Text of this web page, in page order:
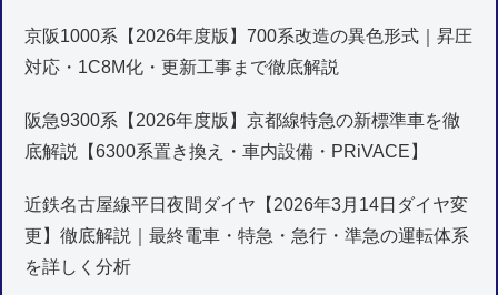
京阪1000系【2026年度版】700系改造の異色形式｜昇圧
対応・1C8M化・更新工事まで徹底解説
阪急9300系【2026年度版】京都線特急の新標準車を徹
底解説【6300系置き換え・車内設備・PRiVACE】
近鉄名古屋線平日夜間ダイヤ【2026年3月14日ダイヤ変
更】徹底解説｜最終電車・特急・急行・準急の運転体系
を詳しく分析